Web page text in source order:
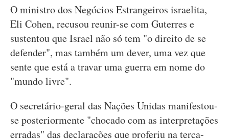
O ministro dos Negócios Estrangeiros israelita,
Eli Cohen, recusou reunir-se com Guterres e
sustentou que Israel não só tem "o direito de se
defender", mas também um dever, uma vez que
sente que está a travar uma guerra em nome do
"mundo livre".
O secretário-geral das Nações Unidas manifestou-
se posteriormente "chocado com as interpretações
erradas" das declarações que proferiu na terça-